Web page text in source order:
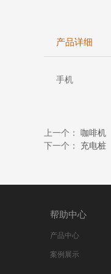
产品详细
手机
上一个： 咖啡机
下一个： 充电桩
帮助中心
产品中心
案例展示